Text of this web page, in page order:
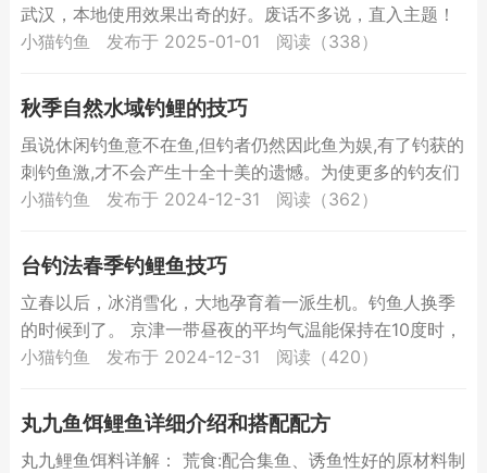
武汉，本地使用效果出奇的好。废话不多说，直入主题！
第1款 “金弹子”制作方法及具体使用 制作原料：选取新鲜
小猫钓鱼 发布于 2025-01-01 阅读（338）
秋季自然水域钓鲤的技巧
虽说休闲钓鱼意不在鱼,但钓者仍然因此鱼为娱,有了钓获的
刺钓鱼激,才不会产生十全十美的遗憾。为使更多的钓友们
享受钓获的快乐,我把自己秋季在天然水域手竿钓鲤鱼的一
小猫钓鱼 发布于 2024-12-31 阅读（362）
台钓法春季钓鲤鱼技巧
立春以后，冰消雪化，大地孕育着一派生机。钓鱼人换季
的时候到了。 京津一带昼夜的平均气温能保持在10度时，
就标志着春天已经来临，虽然这时的气温还不算太稳定，
小猫钓鱼 发布于 2024-12-31 阅读（420）
丸九鱼饵鲤鱼详细介绍和搭配配方
丸九鲤鱼饵料详解： 荒食:配合集鱼、诱鱼性好的原材料制